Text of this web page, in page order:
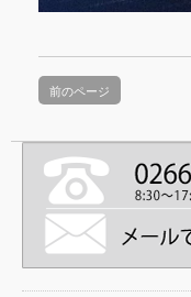
前のページ